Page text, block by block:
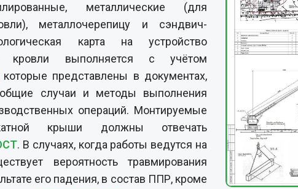
металлические (для
металлочерепицу и сэндвич-
карта на устройство
кровли выполняется с учётом
которые представлены в документах,
случаи и методы выполнения
операций. Монтируемые
крыши должны отвечать
. В случаях, когда работы ведутся на
вероятность травмирования
его падения, в состав ППР, кроме